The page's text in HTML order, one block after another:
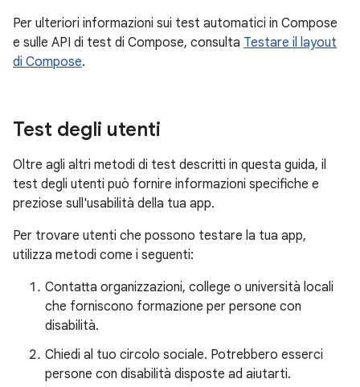
Per ulteriori informazioni sui test automatici in Compose
e sulle API di test di Compose, consulta Testare il layout
di Compose.
Test degli utenti
Oltre agli altri metodi di test descritti in questa guida, il
test degli utenti può fornire informazioni specifiche e
preziose sull'usabilità della tua app.
Per trovare utenti che possono testare la tua app,
utilizza metodi come i seguenti:
Contatta organizzazioni, college o università locali
che forniscono formazione per persone con
disabilità.
Chiedi al tuo circolo sociale. Potrebbero esserci
persone con disabilità disposte ad aiutarti.